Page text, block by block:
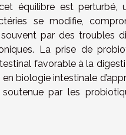
équilibre est
se modifie,
par des troubles
La prise de
favorable à la
biologie intestinale
par les